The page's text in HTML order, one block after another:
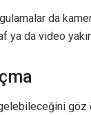
da
ya da video